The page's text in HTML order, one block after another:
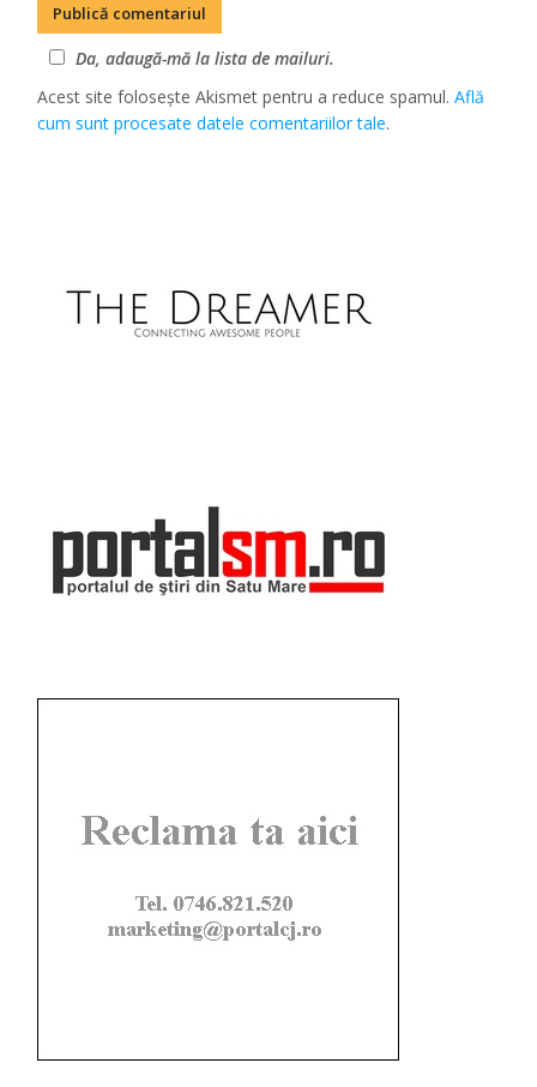
Da, adaugă-mă la lista de mailuri.
Acest site folosește Akismet pentru a reduce spamul.Află
cum sunt procesate datele comentariilor tale.